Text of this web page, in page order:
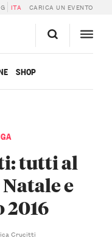
E RIVERITI: TUTTI AL
ITA CARICA UN EVENTO
SHOP
tutti al
e
2016
Crucitti